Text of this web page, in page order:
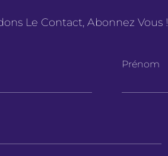
Le Contact, Abonnez Vous !
Prénom